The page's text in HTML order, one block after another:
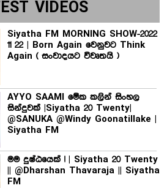
VIDEOS
Siyatha FM MORNING SHOW-2022
11 22 | Born Again වෙනුවට Think
Again ( සංවාදයට විවෘතයි )
AYYO SAAMI මේක කලින් සිංහල
සින්දුවක් |Siyatha 20 Twenty|
@SANUKA @Windy Goonatillake |
Siyatha FM
මම දුෂ්ඨයෙක් ! | Siyatha 20 Twenty
|| @Dharshan Thavaraja || Siyatha
FM